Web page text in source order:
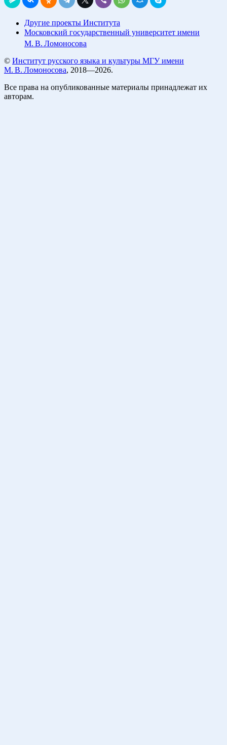
Другие проекты Института
Московский государственный университет имени
М. В. Ломоносова
© Институт русского языка и культуры МГУ имени
М. В. Ломоносова, 2018—2026.
Все права на опубликованные материалы принадлежат их
авторам.